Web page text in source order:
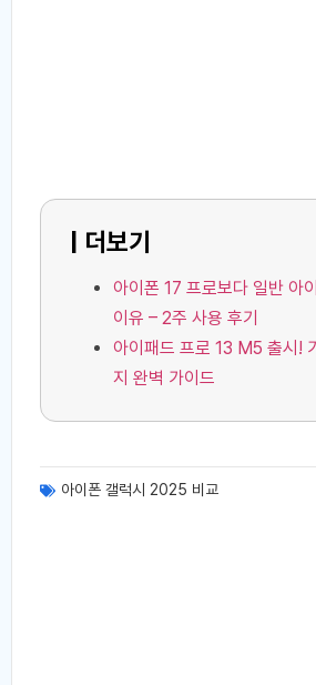
| 더보기
아이폰 17 프로보다 일반 아
이유 – 2주 사용 후기
아이패드 프로 13 M5 출시!
지 완벽 가이드
아이폰 갤럭시 2025 비교